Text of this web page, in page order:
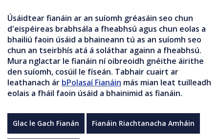
Úsáidtear fianáin ar an suíomh gréasáin seo chun
d'eispéireas brabhsála a fheabhsú agus chun eolas a
bhailiú faoin úsáid a bhaineann tú as an suíomh seo
chun an tseirbhís atá á soláthar againn a fheabhsú.
Mura nglactar le fianáin ní oibreoidh gnéithe áirithe
den suíomh, cosúil le físeán. Tabhair cuairt ar
leathanach ár bPolasaí Fianáin más mian leat tuilleadh
eolais a fháil faoin úsáid a bhainimid as fianáin.
Glac le Gach Fianán Fianáin Riachtanacha Amháin